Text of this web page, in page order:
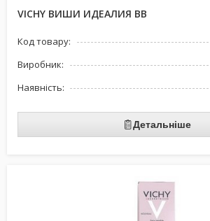
VICHY ВИШИ ИДЕАЛИЯ ВВ
Код товару:
Виробник:
Наявність:
Детальніше